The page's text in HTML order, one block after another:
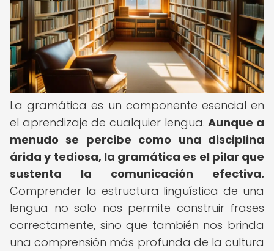
La gramática es un componente esencial en
el aprendizaje de cualquier lengua.Aunque a
menudo se percibe como una disciplina
árida y tediosa, la gramática es el pilar que
sustenta la comunicación efectiva.
Comprender la estructura lingüística de una
lengua no solo nos permite construir frases
correctamente, sino que también nos brinda
una comprensión más profunda de la cultura